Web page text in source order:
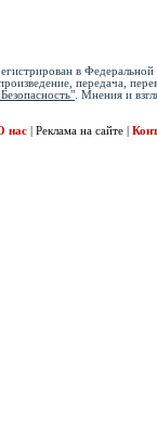
в
передача,
. Мнения и
нас
Реклама на сайте